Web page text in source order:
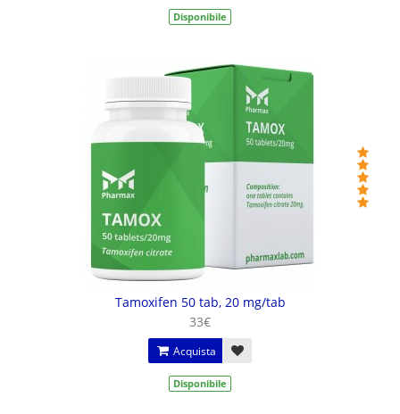
Disponibile
Tamoxifen 50 tab, 20 mg/tab
33€
Acquista
Disponibile